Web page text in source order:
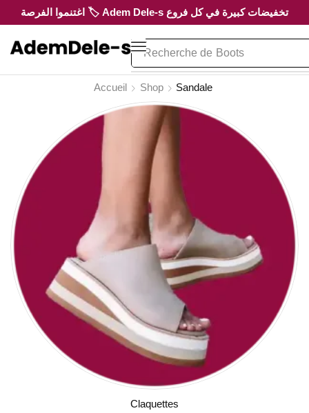
تخفيضات كبيرة في كل فروع Adem Dele-s 🏷️ اغتنموا الفرصة
Recherche de Boots
Accueil Shop Sandale
Claquettes